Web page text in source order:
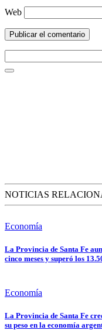
Web
NOTICIAS
Economía
La Provincia de Santa Fe
cinco meses y superó los
Economía
La Provincia de Santa Fe
su peso en la economía